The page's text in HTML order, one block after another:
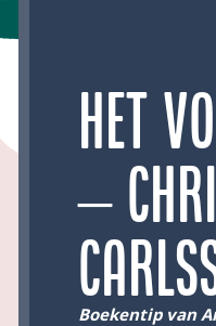
Het
–
Boekentip van